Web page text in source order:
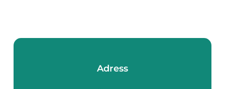
Adress